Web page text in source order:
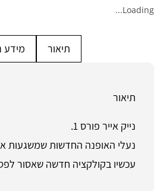
Loading...
תיאור מידע
תיאור
נייק אייר פורס 1.
נעלי האופנה החדשות שמשגעות
עכשיו בקולקציה חדשה שאסור